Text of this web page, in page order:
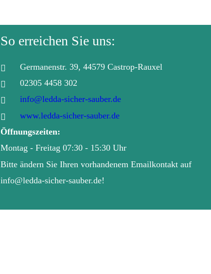
So erreichen Sie uns:

Germanenstr. 39, 44579 Castrop-Rauxel

02305 4458 302

info@ledda-sicher-sauber.de

www.ledda-sicher-sauber.de
Öffnungszeiten:
Montag - Freitag 07:30 - 15:30 Uhr
Bitte ändern Sie Ihren vorhandenem Emailkontakt auf
info@ledda-sicher-sauber.de!